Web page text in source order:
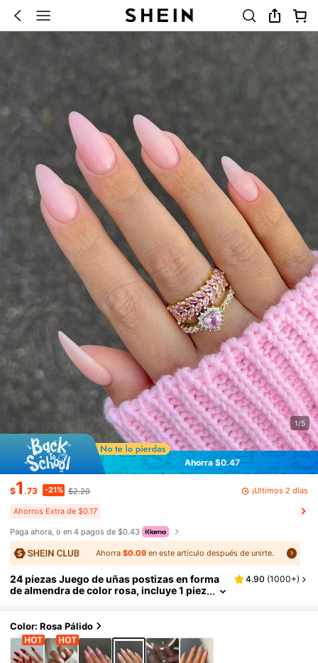
1/5
Ahorra $0.47
$1.73 -21% $2.20 ¡Últimos 2 días
Ahorros Extra de $0.17
Paga ahora, o en 4 pagos de $0.43
Ahorra$0.09 en este artículo después de unirte.
24 piezas Juego de uñas postizas en forma
de almendra de color rosa, incluye 1 piez
o diario y fiestas, accesorios de manicura
4.90 (1000+)
Color: Rosa Pálido